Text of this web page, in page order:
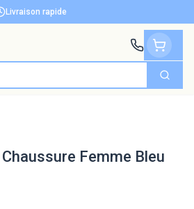
Livraison rapide
Femme Bleu